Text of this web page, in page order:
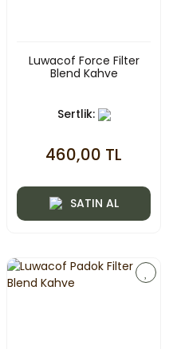
Luwacof Force Filter
Blend Kahve
Sertlik:
460,00 TL
SATIN AL